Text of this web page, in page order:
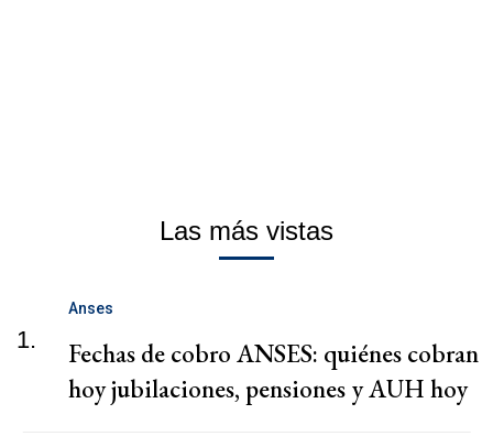
Las más vistas
1.
Anses
Fechas de cobro ANSES: quiénes cobran
hoy jubilaciones, pensiones y AUH hoy